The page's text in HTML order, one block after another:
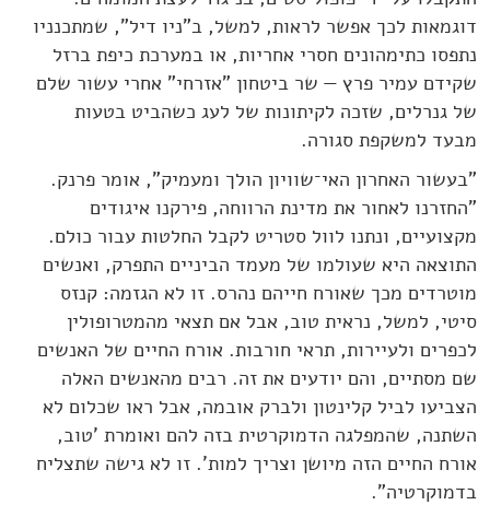
דוגמאות לכך אפשר לראות, למשל, ב"ניו דיל", שמתכנניו
נתפסו כתימהונים חסרי אחריות, או במערכת כיפת ברזל
שקידם עמיר פרץ — שר ביטחון "אזרחי" אחרי עשור שלם
של גנרלים, שזכה לקיתונות של לעג כשהביט בטעות
מבעד למשקפת סגורה.
"בעשור האחרון האי־שוויון הולך ומעמיק", אומר פרנק.
"החזרנו לאחור את מדינת הרווחה, פירקנו איגודים
מקצועיים, ונתנו לוול סטריט לקבל החלטות עבור כולם.
התוצאה היא שעולמו של מעמד הביניים התפרק, ואנשים
מוטרדים מכך שאורח חייהם נהרס. זו לא הגזמה: קנזס
סיטי, למשל, נראית טוב, אבל אם תצאי מהמטרופולין
לכפרים ולעיירות, תראי חורבות. אורח החיים של האנשים
שם מסתיים, והם יודעים את זה. רבים מהאנשים האלה
הצביעו לביל קלינטון ולברק אובמה, אבל ראו שכלום לא
השתנה, שהמפלגה הדמוקרטית בזה להם ואומרת 'טוב,
אורח החיים הזה מיושן וצריך למות'. זו לא גישה שתצליח
בדמוקרטיה".